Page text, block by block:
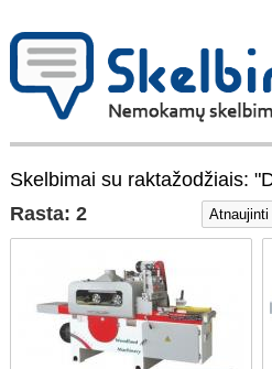
Skelbimai su raktažodžiais:
Rasta: 2